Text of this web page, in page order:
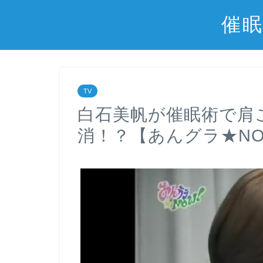
催
TV
白石美帆が催眠術で
消！？【あんグラ